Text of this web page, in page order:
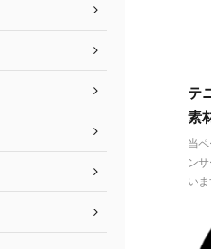
テ
素
当
ン
い